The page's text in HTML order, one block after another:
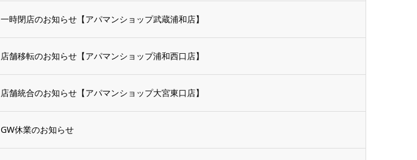
一時閉店のお知らせ【アパマンショップ武蔵浦和店】
店舗移転のお知らせ【アパマンショップ浦和西口店】
店舗統合のお知らせ【アパマンショップ大宮東口店】
GW休業のお知らせ